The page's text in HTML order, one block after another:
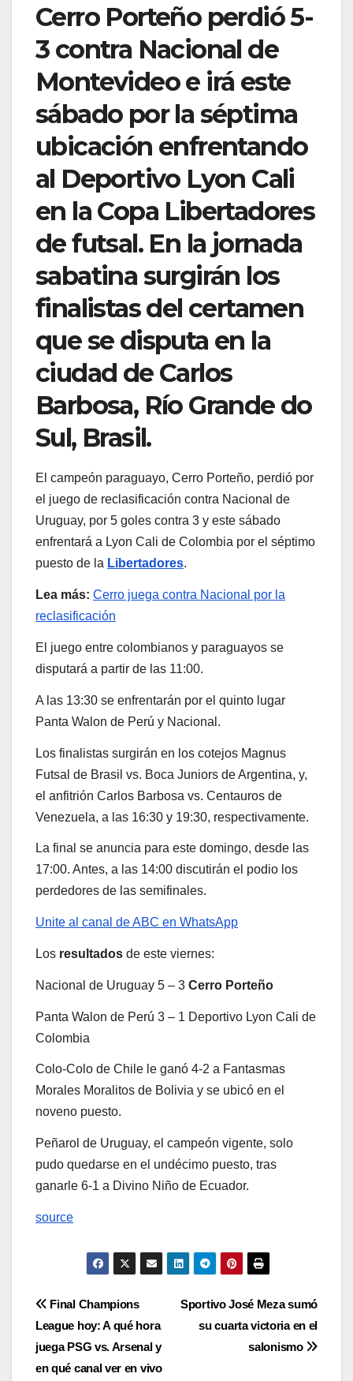
Cerro Porteño perdió 5-
3 contra Nacional de
Montevideo e irá este
sábado por la séptima
ubicación enfrentando
al Deportivo Lyon Cali
en la Copa Libertadores
de futsal. En la jornada
sabatina surgirán los
finalistas del certamen
que se disputa en la
ciudad de Carlos
Barbosa, Río Grande do
Sul, Brasil.
El campeón paraguayo, Cerro Porteño, perdió por
el juego de reclasificación contra Nacional de
Uruguay, por 5 goles contra 3 y este sábado
enfrentará a Lyon Cali de Colombia por el séptimo
puesto de la Libertadores.
Lea más: Cerro juega contra Nacional por la
reclasificación
El juego entre colombianos y paraguayos se
disputará a partir de las 11:00.
A las 13:30 se enfrentarán por el quinto lugar
Panta Walon de Perú y Nacional.
Los finalistas surgirán en los cotejos Magnus
Futsal de Brasil vs. Boca Juniors de Argentina, y,
el anfitrión Carlos Barbosa vs. Centauros de
Venezuela, a las 16:30 y 19:30, respectivamente.
La final se anuncia para este domingo, desde las
17:00. Antes, a las 14:00 discutirán el podio los
perdedores de las semifinales.
Unite al canal de ABC en WhatsApp
Los resultados de este viernes:
Nacional de Uruguay 5 – 3 Cerro Porteño
Panta Walon de Perú 3 – 1 Deportivo Lyon Cali de
Colombia
Colo-Colo de Chile le ganó 4-2 a Fantasmas
Morales Moralitos de Bolivia y se ubicó en el
noveno puesto.
Peñarol de Uruguay, el campeón vigente, solo
pudo quedarse en el undécimo puesto, tras
ganarle 6-1 a Divino Niño de Ecuador.
source
Navegación
de
entradas
Sportivo José Meza sumó
su cuarta victoria en el
salonismo
Final Champions
League hoy: A qué hora
juega PSG vs. Arsenal y
en qué canal ver en vivo